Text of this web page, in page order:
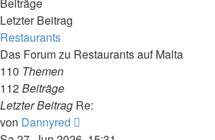
Letzter Beitrag
Restaurants
Das Forum zu Restaurants auf Malta
110 Themen
112Beiträge
Letzter Beitrag Re:
von Dannyred